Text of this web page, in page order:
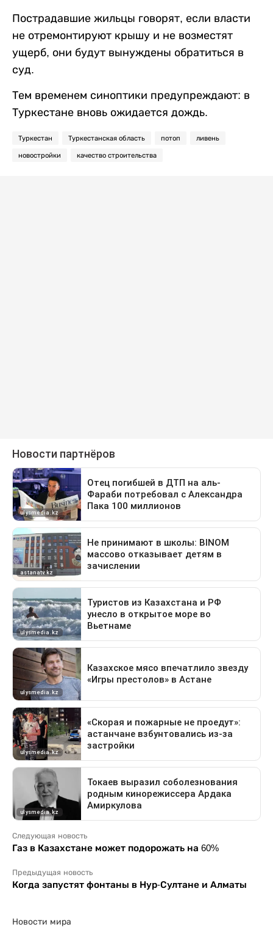
Пострадавшие жильцы говорят, если власти
не отремонтируют крышу и не возместят
ущерб, они будут вынуждены обратиться в
суд.
Тем временем синоптики предупреждают: в
Туркестане вновь ожидается дождь.
Туркестан Туркестанская область потоп ливень
новостройки качество строительства
Следующая новость
Газ в Казахстане может подорожать на 60%
Предыдущая новость
Когда запустят фонтаны в Нур-Султане и Алматы
Новости мира